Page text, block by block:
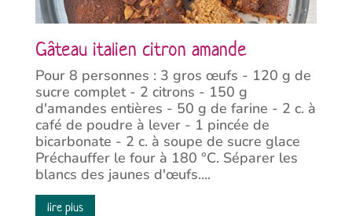
Gâteau italien citron amande
Pour 8 personnes : 3 gros œufs - 120 g de
sucre complet - 2 citrons - 150 g
d'amandes entières - 50 g de farine - 2 c. à
café de poudre à lever - 1 pincée de
bicarbonate - 2 c. à soupe de sucre glace
Préchauffer le four à 180 °C. Séparer les
blancs des jaunes d'œufs....
lire plus